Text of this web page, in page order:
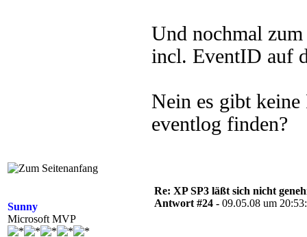
Und nochmal
incl. EventID auf
Nein es gibt
eventlog finden?
Sunny
Microsoft MVP
Re: XP SP3 läßt sich nicht
Antwort #24 - 09.05.08 um